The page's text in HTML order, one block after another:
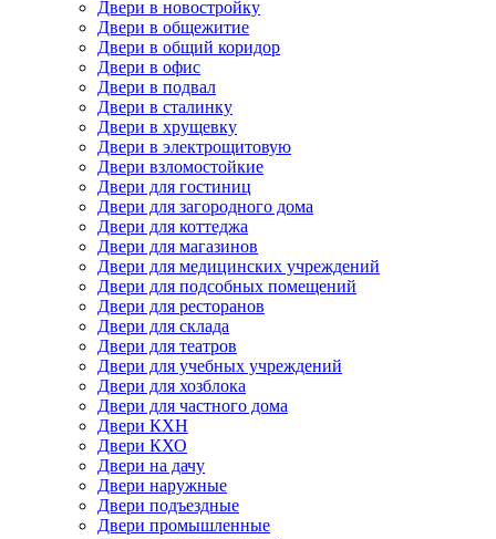
Двери в новостройку
Двери в общежитие
Двери в общий коридор
Двери в офис
Двери в подвал
Двери в сталинку
Двери в хрущевку
Двери в электрощитовую
Двери взломостойкие
Двери для гостиниц
Двери для загородного дома
Двери для коттеджа
Двери для магазинов
Двери для медицинских учреждений
Двери для подсобных помещений
Двери для ресторанов
Двери для склада
Двери для театров
Двери для учебных учреждений
Двери для хозблока
Двери для частного дома
Двери КХН
Двери КХО
Двери на дачу
Двери наружные
Двери подъездные
Двери промышленные